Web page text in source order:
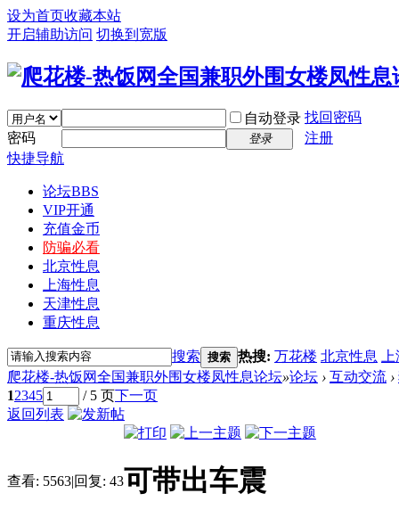
设为首页收藏本站
开启辅助访问 切换到宽版
自动登录 找回密码
密码
登录
注册
快捷导航
论坛BBS
VIP开通
充值金币
防骗必看
北京性息
上海性息
天津性息
重庆性息
搜索 搜索 热搜: 万花楼 北京性息
爬花楼-热饭网全国兼职外围女楼凤性息论坛»论坛 › 互动交流 ›
12345 / 5 页下一页
返回列表
查看: 5563|回复: 43可带出车震